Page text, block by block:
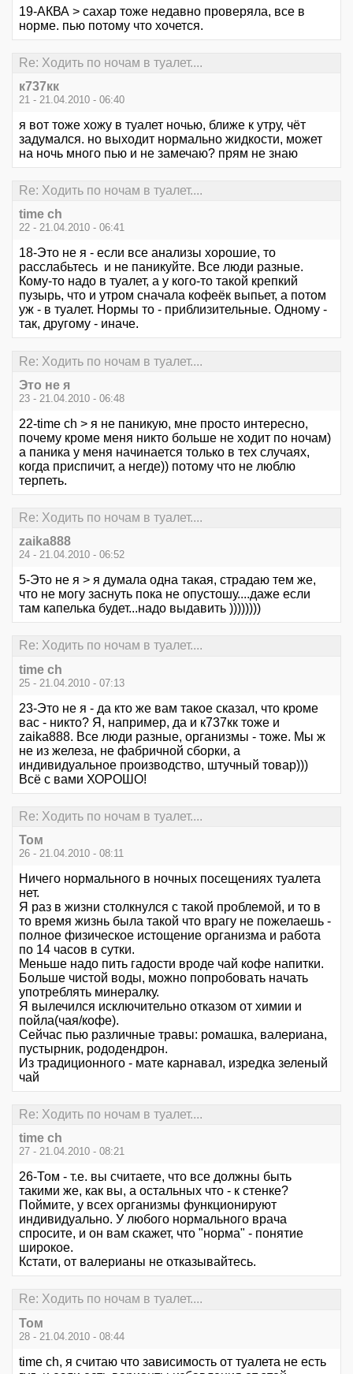
19-АКВА > сахар тоже недавно проверяла, все в
норме. пью потому что хочется.
Re: Ходить по ночам в туалет....
к737кк
21 - 21.04.2010 - 06:40
я вот тоже хожу в туалет ночью, ближе к утру, чёт
задумался. но выходит нормально жидкости, может
на ночь много пью и не замечаю? прям не знаю
Re: Ходить по ночам в туалет....
time ch
22 - 21.04.2010 - 06:41
18-Это не я - если все анализы хорошие, то
расслабьтесь и не паникуйте. Все люди разные.
Кому-то надо в туалет, а у кого-то такой крепкий
пузырь, что и утром сначала кофеёк выпьет, а потом
уж - в туалет. Нормы то - приблизительные. Одному -
так, другому - иначе.
Re: Ходить по ночам в туалет....
Это не я
23 - 21.04.2010 - 06:48
22-time ch > я не паникую, мне просто интересно,
почему кроме меня никто больше не ходит по ночам)
а паника у меня начинается только в тех случаях,
когда приспичит, а негде)) потому что не люблю
терпеть.
Re: Ходить по ночам в туалет....
zaika888
24 - 21.04.2010 - 06:52
5-Это не я > я думала одна такая, страдаю тем же,
что не могу заснуть пока не опустошу....даже если
там капелька будет...надо выдавить ))))))))
Re: Ходить по ночам в туалет....
time ch
25 - 21.04.2010 - 07:13
23-Это не я - да кто же вам такое сказал, что кроме
вас - никто? Я, например, да и к737кк тоже и
zaika888. Все люди разные, организмы - тоже. Мы ж
не из железа, не фабричной сборки, а
индивидуальное производство, штучный товар)))
Всё с вами ХОРОШО!
Re: Ходить по ночам в туалет....
Том
26 - 21.04.2010 - 08:11
Ничего нормального в ночных посещениях туалета
нет.
Я раз в жизни столкнулся с такой проблемой, и то в
то время жизнь была такой что врагу не пожелаешь -
полное физическое истощение организма и работа
по 14 часов в сутки.
Меньше надо пить гадости вроде чай кофе напитки.
Больше чистой воды, можно попробовать начать
употреблять минералку.
Я вылечился исключительно отказом от химии и
пойла(чая/кофе).
Сейчас пью различные травы: ромашка, валериана,
пустырник, рододендрон.
Из традиционного - мате карнавал, изредка зеленый
чай
Re: Ходить по ночам в туалет....
time ch
27 - 21.04.2010 - 08:21
26-Том - т.е. вы считаете, что все должны быть
такими же, как вы, а остальных что - к стенке?
Поймите, у всех организмы функционируют
индивидуально. У любого нормального врача
спросите, и он вам скажет, что "норма" - понятие
широкое.
Кстати, от валерианы не отказывайтесь.
Re: Ходить по ночам в туалет....
Том
28 - 21.04.2010 - 08:44
time ch, я считаю что зависимость от туалета не есть